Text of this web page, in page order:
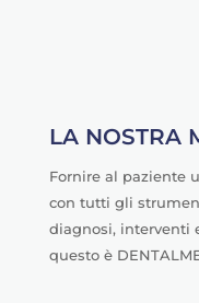
LA NOSTRA
Fornire al paziente
con tutti gli
diagnosi, interventi
questo è